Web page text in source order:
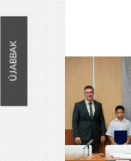
ÚJABBAK